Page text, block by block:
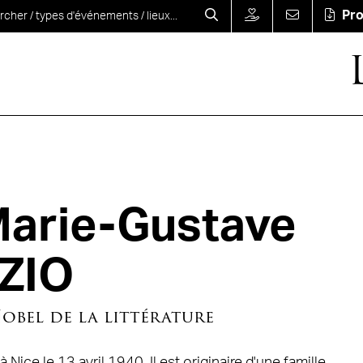
Gustave
de la littérature